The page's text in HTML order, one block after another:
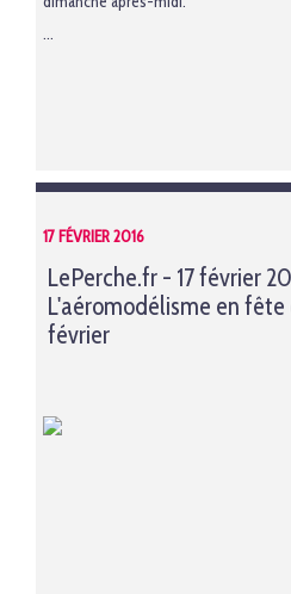
17 FÉVRIER 2016
LePerche.fr - 17 février
L'aéromodélisme en fête
février